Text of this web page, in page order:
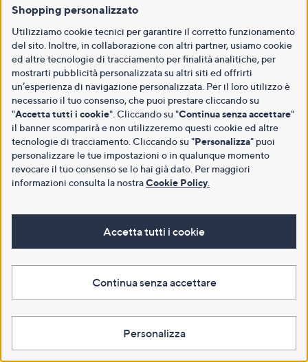
Shopping personalizzato
Utilizziamo cookie tecnici per garantire il corretto funzionamento
del sito. Inoltre, in collaborazione con altri partner, usiamo cookie
ed altre tecnologie di tracciamento per finalità analitiche, per
mostrarti pubblicità personalizzata su altri siti ed offrirti
un’esperienza di navigazione personalizzata. Per il loro utilizzo è
necessario il tuo consenso, che puoi prestare cliccando su
"Accetta tutti i cookie". Cliccando su "Continua senza accettare"
il banner scomparirà e non utilizzeremo questi cookie ed altre
tecnologie di tracciamento. Cliccando su "Personalizza" puoi
personalizzare le tue impostazioni o in qualunque momento
revocare il tuo consenso se lo hai già dato. Per maggiori
informazioni consulta la nostraCookie Policy
Accetta tutti i cookie
Continua senza accettare
Personalizza